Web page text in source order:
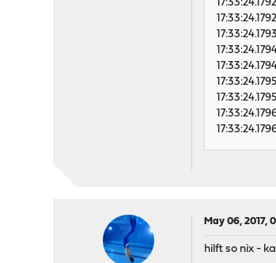
May 06, 2017,
hilft so nix -